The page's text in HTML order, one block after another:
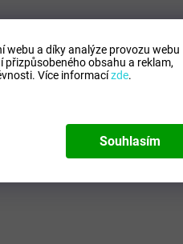
webu a díky analýze provozu webu
přizpůsobeného obsahu a reklam,
Více informacízde.
Souhlasím